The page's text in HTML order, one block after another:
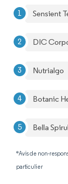
Sensient
DIC
Nutrialgo
Botanic
Bella
*Avis de non-
particulier